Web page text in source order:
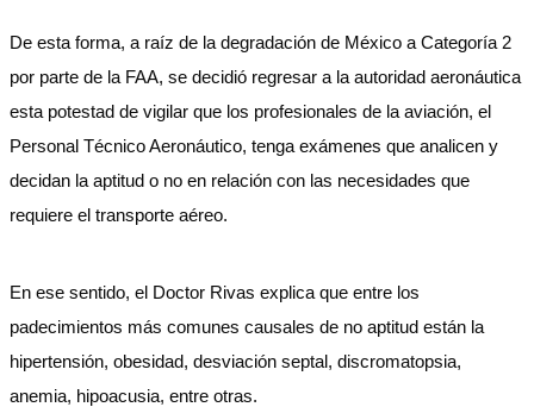
De esta forma, a raíz de la degradación de México a Categoría 2
por parte de la FAA, se decidió regresar a la autoridad aeronáutica
esta potestad de vigilar que los profesionales de la aviación, el
Personal Técnico Aeronáutico, tenga exámenes que analicen y
decidan la aptitud o no en relación con las necesidades que
requiere el transporte aéreo.
En ese sentido, el Doctor Rivas explica que entre los
padecimientos más comunes causales de no aptitud están la
hipertensión, obesidad, desviación septal, discromatopsia,
anemia, hipoacusia, entre otras.